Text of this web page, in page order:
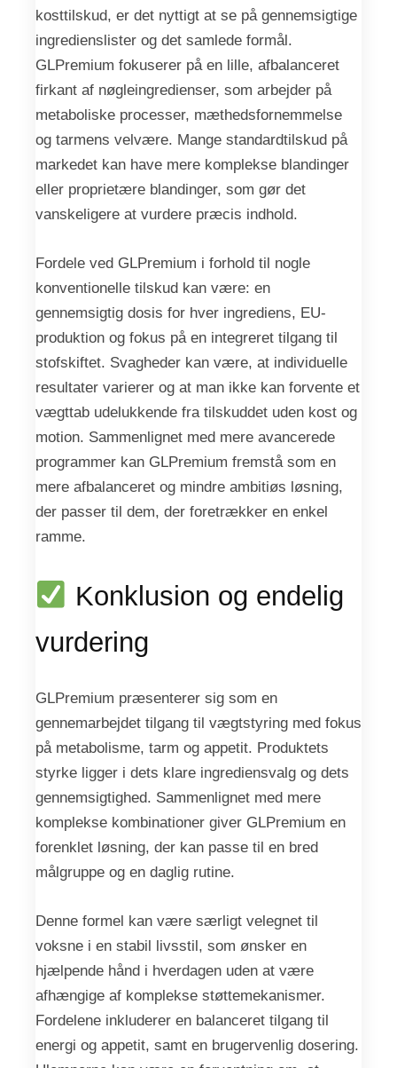
kosttilskud, er det nyttigt at se på gennemsigtige
ingredienslister og det samlede formål.
GLPremium fokuserer på en lille, afbalanceret
firkant af nøgleingredienser, som arbejder på
metaboliske processer, mæthedsfornemmelse
og tarmens velvære. Mange standardtilskud på
markedet kan have mere komplekse blandinger
eller proprietære blandinger, som gør det
vanskeligere at vurdere præcis indhold.
Fordele ved GLPremium i forhold til nogle
konventionelle tilskud kan være: en
gennemsigtig dosis for hver ingrediens, EU-
produktion og fokus på en integreret tilgang til
stofskiftet. Svagheder kan være, at individuelle
resultater varierer og at man ikke kan forvente et
vægttab udelukkende fra tilskuddet uden kost og
motion. Sammenlignet med mere avancerede
programmer kan GLPremium fremstå som en
mere afbalanceret og mindre ambitiøs løsning,
der passer til dem, der foretrækker en enkel
ramme.
Konklusion og endelig
vurdering
GLPremium præsenterer sig som en
gennemarbejdet tilgang til vægtstyring med fokus
på metabolisme, tarm og appetit. Produktets
styrke ligger i dets klare ingrediensvalg og dets
gennemsigtighed. Sammenlignet med mere
komplekse kombinationer giver GLPremium en
forenklet løsning, der kan passe til en bred
målgruppe og en daglig rutine.
Denne formel kan være særligt velegnet til
voksne i en stabil livsstil, som ønsker en
hjælpende hånd i hverdagen uden at være
afhængige af komplekse støttemekanismer.
Fordelene inkluderer en balanceret tilgang til
energi og appetit, samt en brugervenlig dosering.